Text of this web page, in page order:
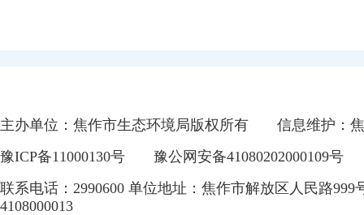
主办单位：焦作市生态环境局版权所有
信息维护：
豫ICP备11000130号
豫公网安备41080202000109号
联系电话：2990600 单位地址：焦作市解放区人民路999
4108000013